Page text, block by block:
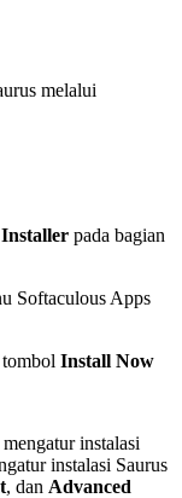
melalui
pada bagian
Softaculous Apps
Install Now
instalasi
instalasi Saurus
, dan Advanced